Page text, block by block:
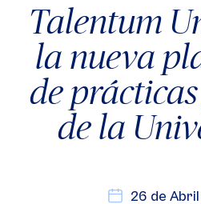
Talentum
la nueva
de
de la
26 de Abril